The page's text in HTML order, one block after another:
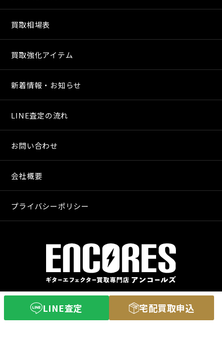
LINE査定 宅配買取申込
買取相場表
買取強化アイテム
新着情報・お知らせ
LINE査定の流れ
お問い合わせ
会社概要
プライバシーポリシー
〒640-8255
和歌山市和歌山市舟津町３丁目３
営業時間 11：00〜20：00